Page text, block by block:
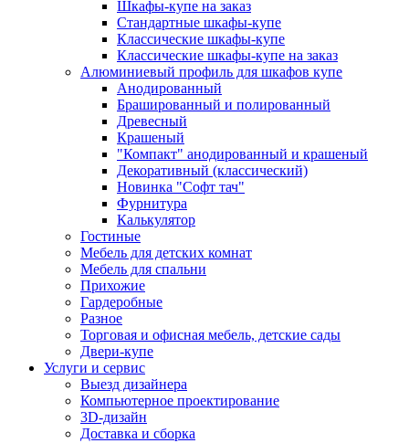
Шкафы-купе на заказ
Стандартные шкафы-купе
Классические шкафы-купе
Классические шкафы-купе на заказ
Алюминиевый профиль для шкафов купе
Анодированный
Брашированный и полированный
Древесный
Крашеный
"Компакт" анодированный и крашеный
Декоративный (классический)
Новинка "Софт тач"
Фурнитура
Калькулятор
Гостиные
Мебель для детских комнат
Мебель для спальни
Прихожие
Гардеробные
Разное
Торговая и офисная мебель, детские сады
Двери-купе
Услуги и сервис
Выезд дизайнера
Компьютерное проектирование
3D-дизайн
Доставка и сборка